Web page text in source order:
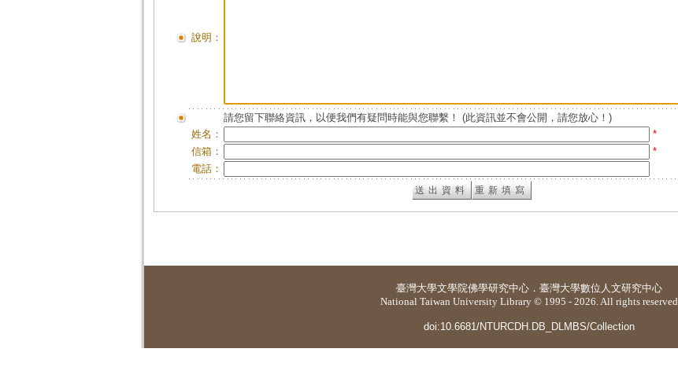
說明：
請您留下聯絡資訊，以便我們有疑問時能與您聯繫！ (此資訊並不會公開，請您放心！)
姓名：
*
信箱：
*
電話：
臺灣大學文學院佛學研究中心 ． 臺灣大學數位人文研究中心
National Taiwan University Library © 1995 - 2026. All rights reserved
doi:10.6681/NTURCDH.DB_DLMBS/Collection